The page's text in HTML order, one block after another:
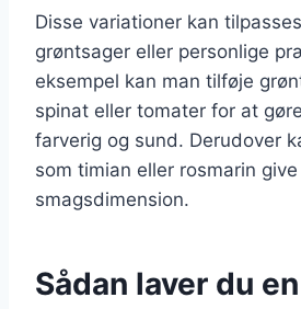
Disse variationer kan
grøntsager eller personlige
eksempel kan man tilføje
spinat eller tomater for at
farverig og sund. Derudover
som timian eller rosmarin
smagsdimension.
Sådan laver du